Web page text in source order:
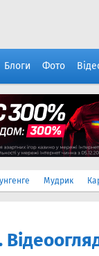
Блоги Фото
Мудрик